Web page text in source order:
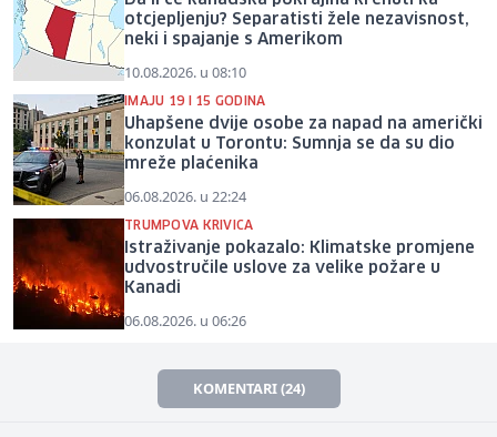
otcjepljenju? Separatisti žele nezavisnost,
neki i spajanje s Amerikom
10.08.2026. u 08:10
IMAJU 19 I 15 GODINA
Uhapšene dvije osobe za napad na američki
konzulat u Torontu: Sumnja se da su dio
mreže plaćenika
06.08.2026. u 22:24
TRUMPOVA KRIVICA
Istraživanje pokazalo: Klimatske promjene
udvostručile uslove za velike požare u
Kanadi
06.08.2026. u 06:26
KOMENTARI (24)